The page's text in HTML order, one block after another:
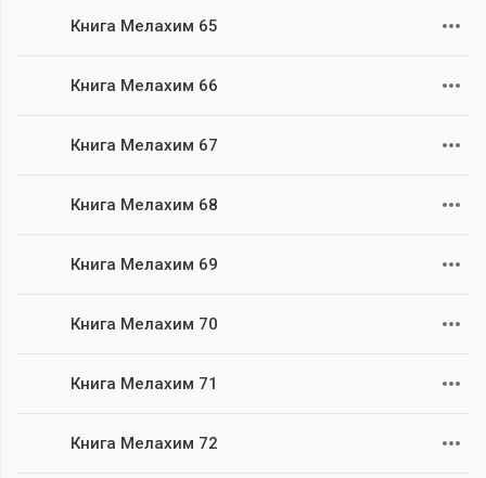
Книга Мелахим 65
Книга Мелахим 66
Книга Мелахим 67
Книга Мелахим 68
Книга Мелахим 69
Книга Мелахим 70
Книга Мелахим 71
Книга Мелахим 72